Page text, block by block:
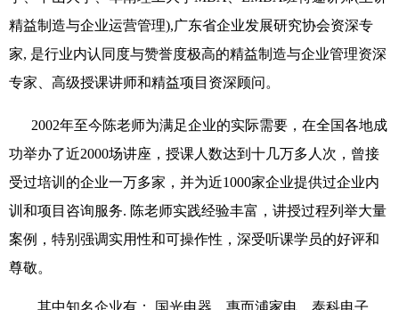
精益制造与企业运营管理),广东省企业发展研究协会资深专
家, 是行业内认同度与赞誉度极高的精益制造与企业管理资深
专家
高级授课讲师和精益项目 资深顾问。
2002年至今陈老师为满足企业的实际需要，在全国各地成
功举办了近2000场讲座，授课人数达到十几万多人次，曾接
受过培训的企业一万多家，并为近1000家企业提供过企业内
训和项目咨询服务. 陈老师实践经验丰富，讲授过程列举大量
案例，特别强调实用性和可操作性，深受听课学 员的好评和
尊敬。
其中知名企业有： 国光电器、惠而浦家电 、泰科电子、